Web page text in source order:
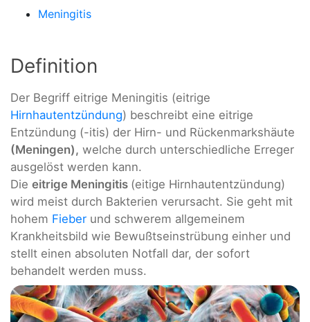
Meningitis
Definition
Der Begriff eitrige Meningitis (eitrige
Hirnhautentzündung) beschreibt eine eitrige
Entzündung (-itis) der Hirn- und Rückenmarkshäute
(Meningen), welche durch unterschiedliche Erreger
ausgelöst werden kann.
Die eitrige Meningitis (eitige Hirnhautentzündung)
wird meist durch Bakterien verursacht. Sie geht mit
hohem Fieber und schwerem allgemeinem
Krankheitsbild wie Bewußtseinstrübung einher und
stellt einen absoluten Notfall dar, der sofort
behandelt werden muss.